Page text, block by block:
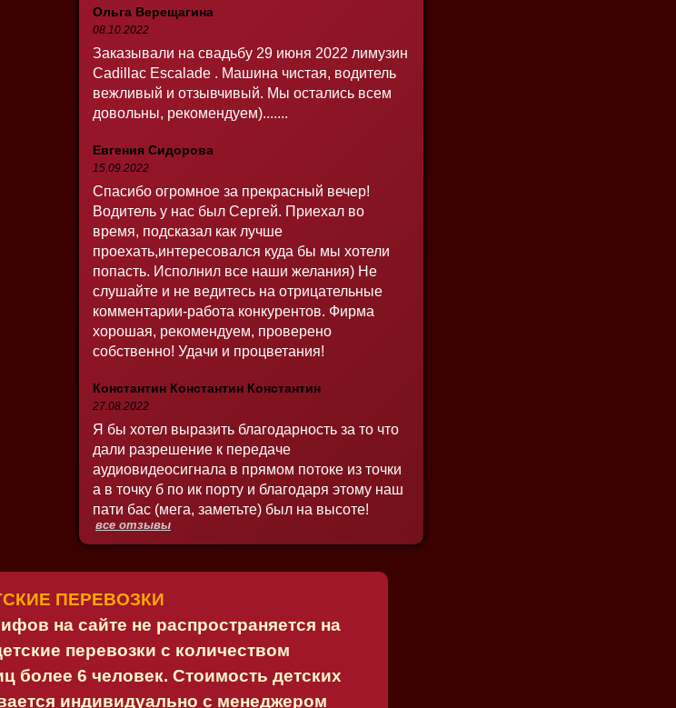
Ольга Верещагина
08.10.2022
Заказывали на свадьбу 29 июня 2022 лимузин
Cadillac Escalade . Машина чистая, водитель
вежливый и отзывчивый. Мы остались всем
довольны, рекомендуем).......
Евгения Сидорова
15.09.2022
Спасибо огромное за прекрасный вечер!
Водитель у нас был Сергей. Приехал во
время, подсказал как лучше
проехать,интересовался куда бы мы хотели
попасть. Исполнил все наши желания) Не
слушайте и не ведитесь на отрицательные
комментарии-работа конкурентов. Фирма
хорошая, рекомендуем, проверено
собственно! Удачи и процветания!
Константин Константин Константин
27.08.2022
Я бы хотел выразить благодарность за то что
дали разрешение к передаче
аудиовидеосигнала в прямом потоке из точки
а в точку б по ик порту и благодаря этому наш
пати бас (мега, заметьте) был на высоте!
все отзывы
ПЕРЕВОЗКИ
на сайте не распространяется на
перевозки с количеством
более 6 человек. Стоимость детских
индивидуально с менеджером